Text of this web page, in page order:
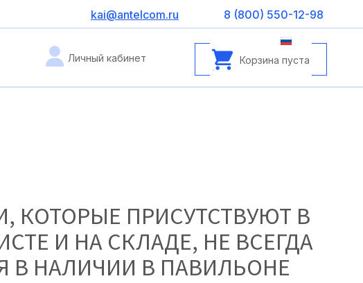
8 (800) 550-12-98
kai@antelcom.ru
Корзина пуста
Личный кабинет
КОТОРЫЕ ПРИСУТСТВУЮТ В
И НА СКЛАДЕ, НЕ ВСЕГДА
В НАЛИЧИИ В ПАВИЛЬОНЕ